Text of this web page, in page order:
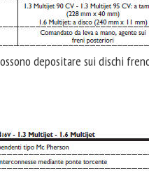
depositare sui dischi